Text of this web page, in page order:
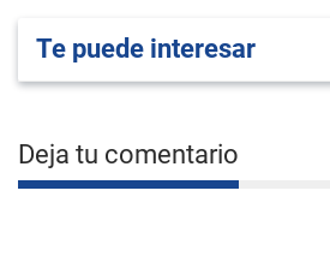
Te puede interesar
Deja tu comentario